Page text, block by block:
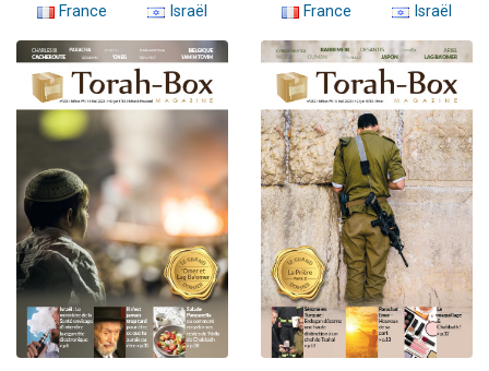
France
Israël
France
Israël